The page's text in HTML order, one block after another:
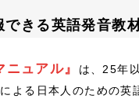
できる英語発音教
ュアル』
は、25年
よる日本人のための英